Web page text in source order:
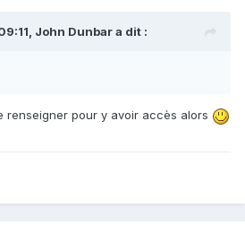
John Dunbar a dit :
renseigner pour y avoir accès alors